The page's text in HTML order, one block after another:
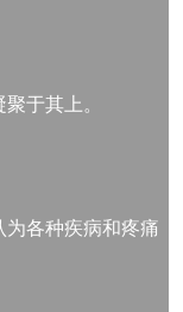
于其上。
各种疾病和疼痛